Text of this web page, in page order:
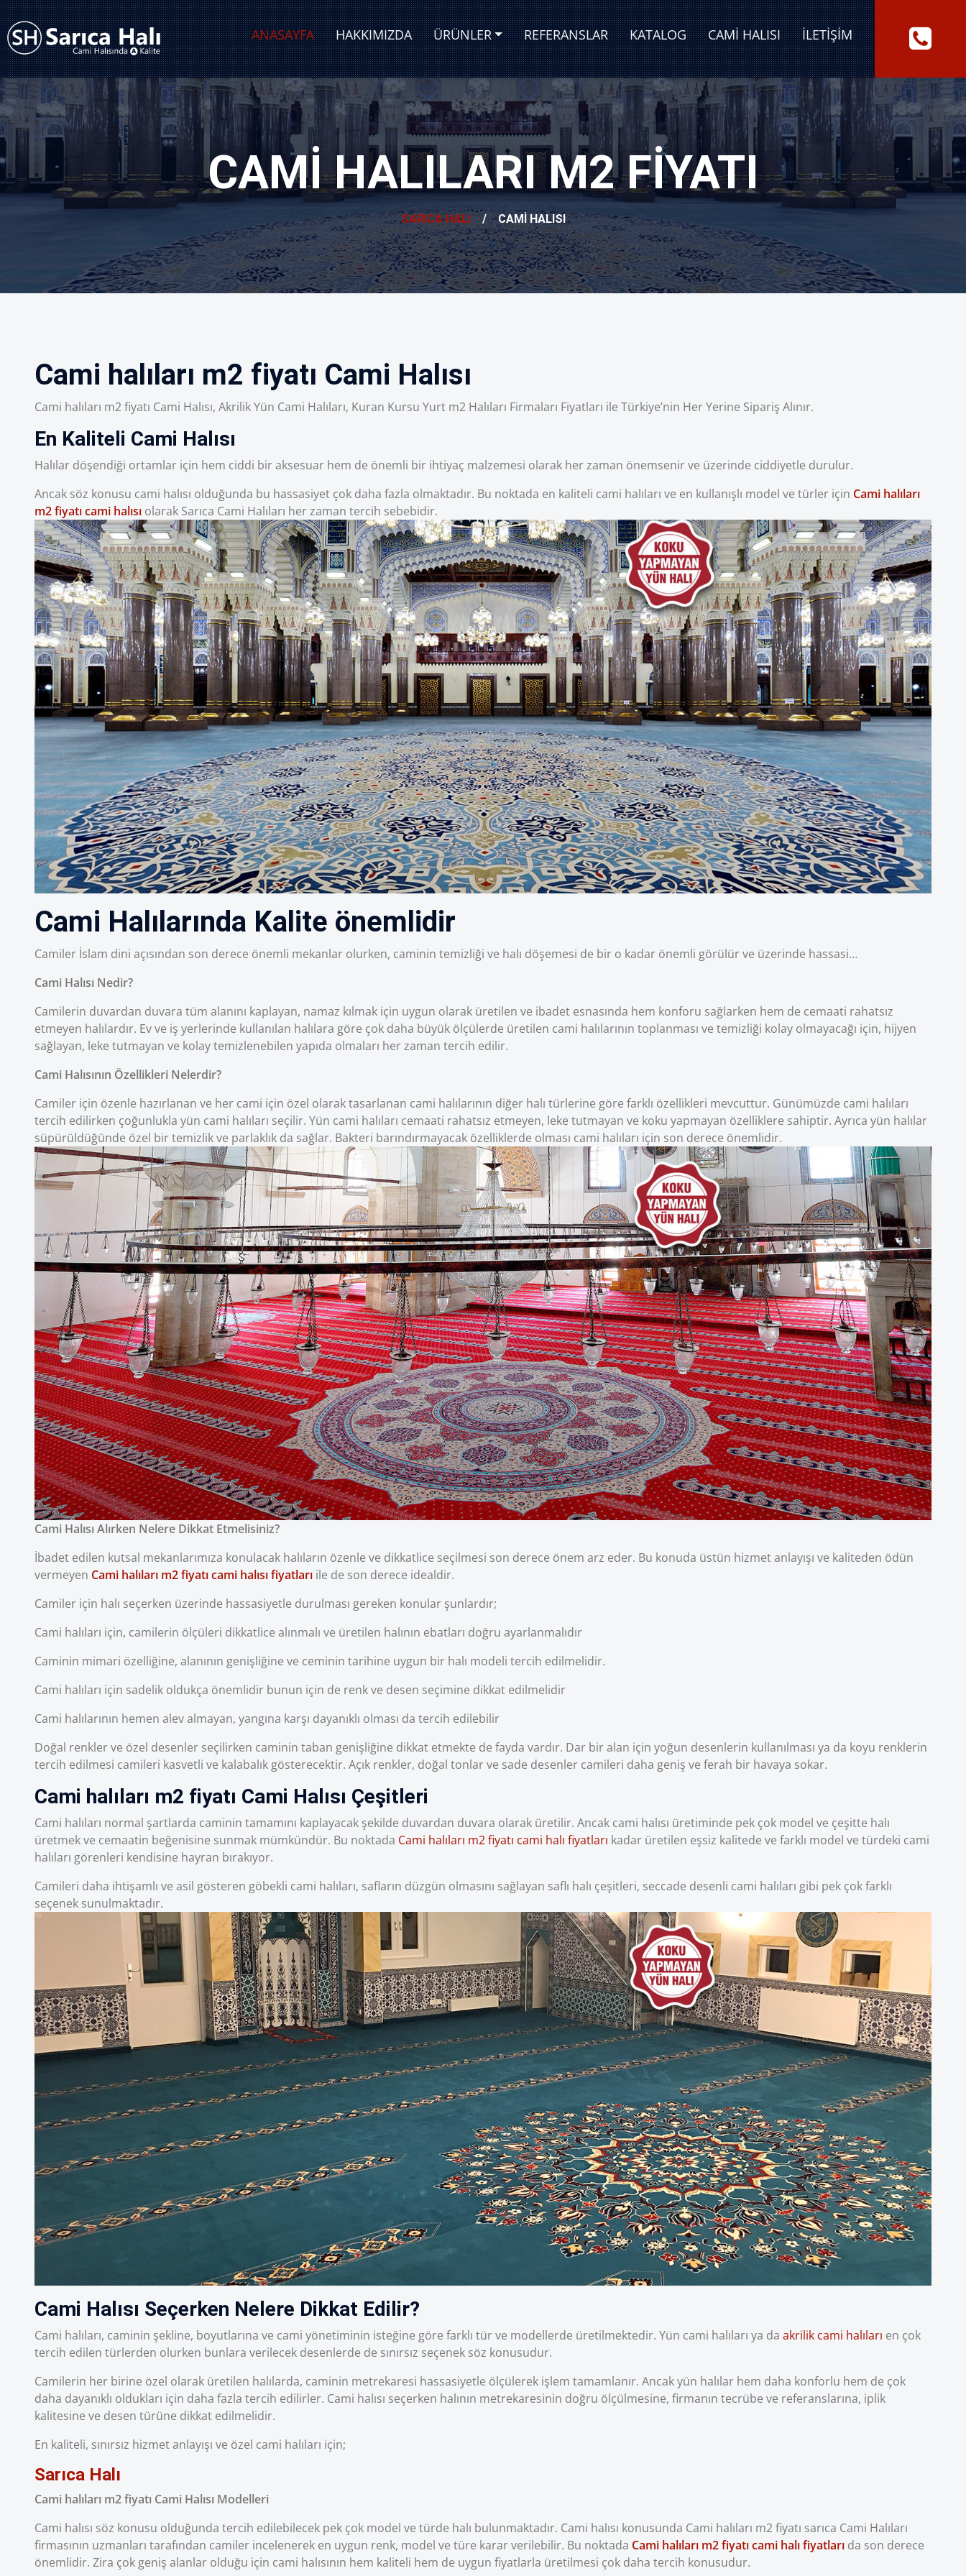
ANASAYFA HAKKIMIZDA ÜRÜNLER REFERANSLAR KATALOG CAMI HALISI İLETIŞIM
CAMI HALILARI M2 FIYATI
SARICA HALI / CAMI HALISI
Cami halıları m2 fiyatı Cami Halısı
Cami halıları m2 fiyatı Cami Halısı, Akrilik Yün Cami Halıları, Kuran Kursu Yurt m2 Halıları Firmaları Fiyatları ile Türkiye’nin Her Yerine Sipariş Alınır.
En Kaliteli Cami Halısı
Halılar döşendiği ortamlar için hem ciddi bir aksesuar hem de önemli bir ihtiyaç malzemesi olarak her zaman önemsenir ve üzerinde ciddiyetle durulur.
Ancak söz konusu cami halısı olduğunda bu hassasiyet çok daha fazla olmaktadır. Bu noktada en kaliteli cami halıları ve en kullanışlı model ve türler için Cami halıları
m2 fiyatı cami halısı olarak Sarıca Cami Halıları her zaman tercih sebebidir.
Cami Halılarında Kalite önemlidir
Camiler İslam dini açısından son derece önemli mekanlar olurken, caminin temizliği ve halı döşemesi de bir o kadar önemli görülür ve üzerinde hassasi…
Cami Halısı Nedir?
Camilerin duvardan duvara tüm alanını kaplayan, namaz kılmak için uygun olarak üretilen ve ibadet esnasında hem konforu sağlarken hem de cemaati rahatsız
etmeyen halılardır. Ev ve iş yerlerinde kullanılan halılara göre çok daha büyük ölçülerde üretilen cami halılarının toplanması ve temizliği kolay olmayacağı için, hijyen
sağlayan, leke tutmayan ve kolay temizlenebilen yapıda olmaları her zaman tercih edilir.
Cami Halısının Özellikleri Nelerdir?
Camiler için özenle hazırlanan ve her cami için özel olarak tasarlanan cami halılarının diğer halı türlerine göre farklı özellikleri mevcuttur. Günümüzde cami halıları
tercih edilirken çoğunlukla yün cami halıları seçilir. Yün cami halıları cemaati rahatsız etmeyen, leke tutmayan ve koku yapmayan özelliklere sahiptir. Ayrıca yün halılar
süpürüldüğünde özel bir temizlik ve parlaklık da sağlar. Bakteri barındırmayacak özelliklerde olması cami halıları için son derece önemlidir.
Cami Halısı Alırken Nelere Dikkat Etmelisiniz?
İbadet edilen kutsal mekanlarımıza konulacak halıların özenle ve dikkatlice seçilmesi son derece önem arz eder. Bu konuda üstün hizmet anlayışı ve kaliteden ödün
vermeyen Cami halıları m2 fiyatı cami halısı fiyatları ile de son derece idealdir.
Camiler için halı seçerken üzerinde hassasiyetle durulması gereken konular şunlardır;
Cami halıları için, camilerin ölçüleri dikkatlice alınmalı ve üretilen halının ebatları doğru ayarlanmalıdır
Caminin mimari özelliğine, alanının genişliğine ve ceminin tarihine uygun bir halı modeli tercih edilmelidir.
Cami halıları için sadelik oldukça önemlidir bunun için de renk ve desen seçimine dikkat edilmelidir
Cami halılarının hemen alev almayan, yangına karşı dayanıklı olması da tercih edilebilir
Doğal renkler ve özel desenler seçilirken caminin taban genişliğine dikkat etmekte de fayda vardır. Dar bir alan için yoğun desenlerin kullanılması ya da koyu renklerin
tercih edilmesi camileri kasvetli ve kalabalık gösterecektir. Açık renkler, doğal tonlar ve sade desenler camileri daha geniş ve ferah bir havaya sokar.
Cami halıları m2 fiyatı Cami Halısı Çeşitleri
Cami halıları normal şartlarda caminin tamamını kaplayacak şekilde duvardan duvara olarak üretilir. Ancak cami halısı üretiminde pek çok model ve çeşitte halı
üretmek ve cemaatin beğenisine sunmak mümkündür. Bu noktada Cami halıları m2 fiyatı cami halı fiyatları kadar üretilen eşsiz kalitede ve farklı model ve türdeki cami
halıları görenleri kendisine hayran bırakıyor.
Camileri daha ihtişamlı ve asil gösteren göbekli cami halıları, safların düzgün olmasını sağlayan saflı halı çeşitleri, seccade desenli cami halıları gibi pek çok farklı
seçenek sunulmaktadır.
Cami Halısı Seçerken Nelere Dikkat Edilir?
Cami halıları, caminin şekline, boyutlarına ve cami yönetiminin isteğine göre farklı tür ve modellerde üretilmektedir. Yün cami halıları ya da akrilik cami halıları en çok
tercih edilen türlerden olurken bunlara verilecek desenlerde de sınırsız seçenek söz konusudur.
Camilerin her birine özel olarak üretilen halılarda, caminin metrekaresi hassasiyetle ölçülerek işlem tamamlanır. Ancak yün halılar hem daha konforlu hem de çok
daha dayanıklı oldukları için daha fazla tercih edilirler. Cami halısı seçerken halının metrekaresinin doğru ölçülmesine, firmanın tecrübe ve referanslarına, iplik
kalitesine ve desen türüne dikkat edilmelidir.
En kaliteli, sınırsız hizmet anlayışı ve özel cami halıları için;
Sarıca Halı
Cami halıları m2 fiyatı Cami Halısı Modelleri
Cami halısı söz konusu olduğunda tercih edilebilecek pek çok model ve türde halı bulunmaktadır. Cami halısı konusunda Cami halıları m2 fiyatı sarıca Cami Halıları
firmasının uzmanları tarafından camiler incelenerek en uygun renk, model ve türe karar verilebilir. Bu noktada Cami halıları m2 fiyatı cami halı fiyatları da son derece
önemlidir. Zira çok geniş alanlar olduğu için cami halısının hem kaliteli hem de uygun fiyatlarla üretilmesi çok daha tercih konusudur.